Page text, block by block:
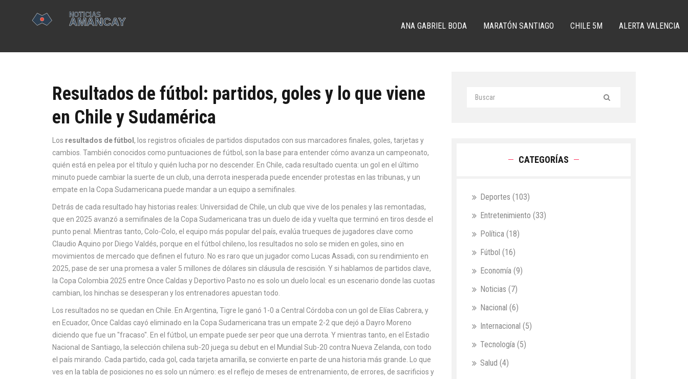
ANA GABRIEL BODA MARATÓN SANTIAGO CHILE 5M ALERTA VALENCIA
Resultados de fútbol: partidos, goles y lo que viene
en Chile y Sudamérica
Los resultados de fútbol , los registros oficiales de partidos disputados con sus marcadores finales, goles, tarjetas y
cambios . También conocidos como puntuaciones de fútbol , son la base para entender cómo avanza un campeonato,
quién está en pelea por el título y quién lucha por no descender. En Chile, cada resultado cuenta: un gol en el último
minuto puede cambiar la suerte de un club, una derrota inesperada puede encender protestas en las tribunas, y un
empate en la Copa Sudamericana puede mandar a un equipo a semifinales.
Detrás de cada resultado hay historias reales: Universidad de Chile, un club que vive de los penales y las remontadas,
que en 2025 avanzó a semifinales de la Copa Sudamericana tras un duelo de ida y vuelta que terminó en tiros desde el
punto penal. Mientras tanto, Colo-Colo, el equipo más popular del país, evalúa trueques de jugadores clave como
Claudio Aquino por Diego Valdés, porque en el fútbol chileno, los resultados no solo se miden en goles, sino en
movimientos de mercado que definen el futuro. No es raro que un jugador como Lucas Assadi, con su rendimiento en
2025, pase de ser una promesa a valer 5 millones de dólares sin cláusula de rescisión. Y si hablamos de partidos clave,
la Copa Colombia 2025 entre Once Caldas y Deportivo Pasto no es solo un duelo local: es un escenario donde las cuotas
cambian, los hinchas se desesperan y los entrenadores apuestan todo.
Los resultados no se quedan en Chile. En Argentina, Tigre le ganó 1-0 a Central Córdoba con un gol de Elías Cabrera, y
en Ecuador, Once Caldas cayó eliminado en la Copa Sudamericana tras un empate 2-2 que dejó a Dayro Moreno
diciendo que fue un "fracaso". En el fútbol, un empate puede ser peor que una derrota. Y mientras tanto, en el Estadio
Nacional de Santiago, la selección chilena sub-20 juega su debut en el Mundial Sub-20 contra Nueva Zelanda, con todo
el país mirando. Cada partido, cada gol, cada tarjeta amarilla, se convierte en parte de una historia más grande. Lo que
ves en la tabla de posiciones no es solo un número: es el reflejo de meses de entrenamiento, de errores, de sacrificios y
CATEGORÍAS
Deportes (103)
Entretenimiento (33)
Política (18)
Fútbol (16)
Economía (9)
Noticias (7)
Nacional (6)
Internacional (5)
Tecnología (5)
Salud (4)